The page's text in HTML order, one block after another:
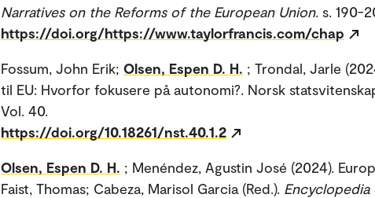
Narratives on the Reforms of the European Union. s. 190-
https://doi.org/https://www.taylorfrancis.com/chap
Fossum, John Erik; Olsen, Espen D. H. ; Trondal, Jarle
til EU: Hvorfor fokusere på autonomi?. Norsk
Vol. 40.
https://doi.org/10.18261/nst.40.1.2
Olsen, Espen D. H. ; Menéndez, Agustin José (2024).
Faist, Thomas; Cabeza, Marisol Garcia (Red.).